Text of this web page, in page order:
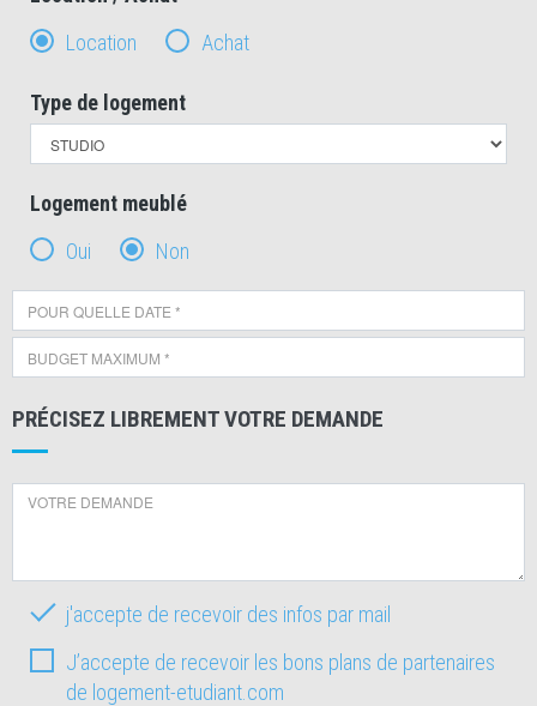
Location
Achat
Type de logement
Logement meublé
Oui
Non
PRÉCISEZ LIBREMENT VOTRE DEMANDE
j'accepte de recevoir des infos par mail
J’accepte de recevoir les bons plans de partenaires
de logement-etudiant.com